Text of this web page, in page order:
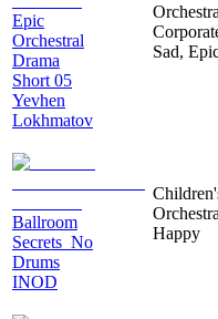
Epic
Orchestral
Drama
Short 05
Yevhen
Lokhmatov
Sad,
Ballroom
Secrets_No
Drums
INOD
Happy